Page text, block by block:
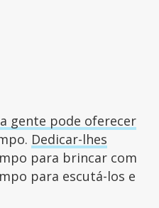
gente pode oferecer
Dedicar-lhes
para brincar com
para escutá-los e